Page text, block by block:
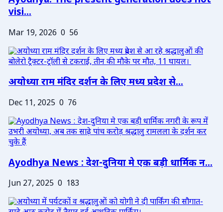
visi...
Mar 19, 2026 0 56
अयोध्या राम मंदिर दर्शन के लिए मध्य प्रदेश से...
Dec 11, 2025 0 76
Ayodhya News : देश-दुनिया मे एक बड़ी धार्मिक न...
Jun 27, 2025 0 183